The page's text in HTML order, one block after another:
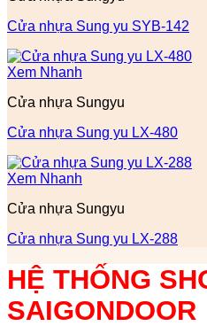
Cửa nhựa Sung yu SYB-142
Xem Nhanh
Cửa nhựa Sungyu
Cửa nhựa Sung yu LX-480
Xem Nhanh
Cửa nhựa Sungyu
Cửa nhựa Sung yu LX-288
HỆ THỐNG
SAIGONDOOR